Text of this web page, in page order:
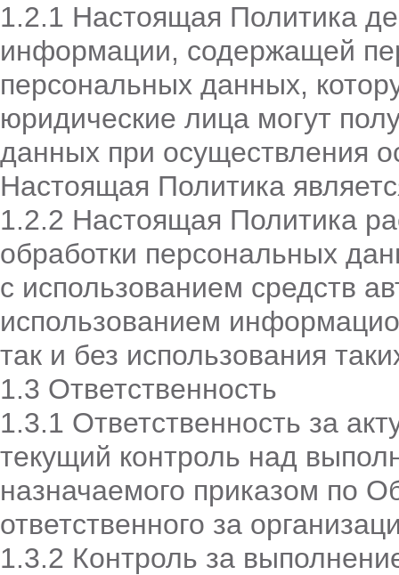
1.2.1 Настоящая Политика
информации, содержащей
персональных данных,
юридические лица могут
данных при осуществления
Настоящая Политика
1.2.2 Настоящая Политика
обработки персональных
с использованием средств
использованием
так и без использования
1.3 Ответственность
1.3.1 Ответственность за
текущий контроль над
назначаемого приказом по
ответственного за
1.3.2 Контроль за